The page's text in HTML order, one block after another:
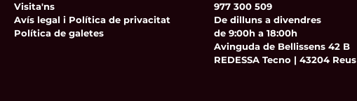
Visita'ns
Avís legal i Política de privacitat
Política de galetes
977 300 509
De dilluns a divendres
de 9:00h a 18:00h
Avinguda de Bellissens 42 B
REDESSA Tecno | 43204 Reus